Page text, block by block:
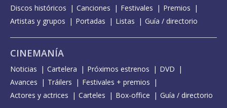
Discos históricos
Canciones Festivales
Premios
Artistas y grupos
Portadas Listas Guía / directorio
CINEMANÍA
Noticias Cartelera Próximos estrenos
DVD
Avances
Tráilers
Festivales + premios
Actores y actrices
Carteles Box-office Guía / directorio